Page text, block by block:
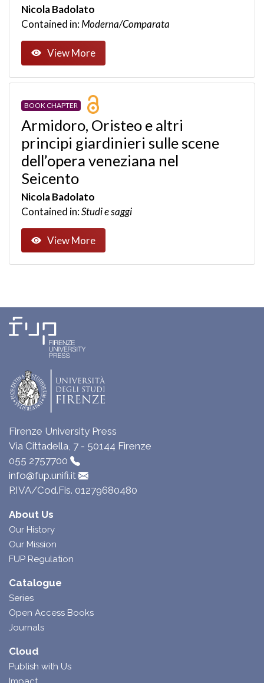
Nicola Badolato
Contained in:Moderna/Comparata
View More
BOOK CHAPTER
Armidoro, Oristeo e altri
principi giardinieri sulle scene
dell’opera veneziana nel
Seicento
Nicola Badolato
Contained in:Studi e saggi
View More
Firenze University Press
Via Cittadella, 7 - 50144 Firenze
055 2757700
info@fup.unifi.it
P.IVA/Cod.Fis. 01279680480
About Us
Our History
Our Mission
FUP Regulation
Catalogue
Series
Open Access Books
Journals
Cloud
Publish with Us